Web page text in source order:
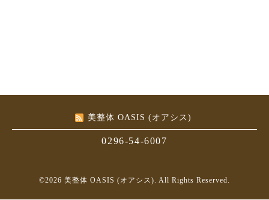
美整体 OASIS (オアシス)
0296-54-6007
©2026 美整体 OASIS (オアシス). All Rights Reserved.